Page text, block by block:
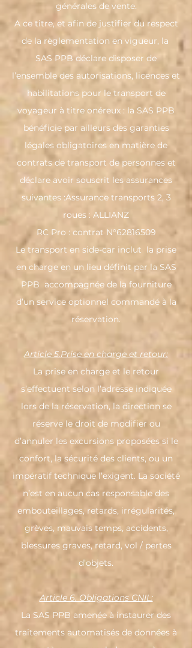
générales de vente.
A ce titre, et afin de justifier du respect
de la règlementation en vigueur, la
SAS PPB déclare disposer de
l’ensemble des autorisations, licences et
habilitations pour le transport de
voyageur à titre onéreux : la SAS PPB
bénéficie par ailleurs des garanties
légales obligatoires en matière de
contrats de transport de personnes et
déclare avoir souscrit les assurances
suivantes :Assurance transports 2, 3
roues : ALLIANZ
RC Pro : contrat N°62816509
Le transport en side-car inclut la prise
en charge en un lieu définit par la SAS
PPB accompagnée de la fourniture
d’un service optionnel commandé à la
réservation.
Article 5.Prise en charge et retour:
La prise en charge et le retour
s’effectuent selon l’adresse indiquée
lors de la réservation, la direction se
réserve le droit de modifier ou
d’annuler les excursions proposées si le
confort, la sécurité des clients, ou un
impératif technique l’exigent. La société
n’est en aucun cas responsable des
embouteillages, retards, irrégularités,
grèves, mauvais temps, accidents,
blessures graves, retard, vol / pertes
d’objets.
Article 6. Obligations CNIL:
La SAS PPB amenée à instaurer des
traitements automatisés de données à